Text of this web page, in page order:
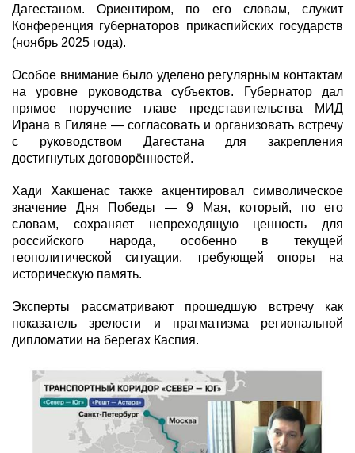
Дагестаном. Ориентиром, по его словам, служит
Конференция губернаторов прикаспийских государств
(ноябрь 2025 года).
Особое внимание было уделено регулярным контактам
на уровне руководства субъектов. Губернатор дал
прямое поручение главе представительства МИД
Ирана в Гиляне — согласовать и организовать встречу
с руководством Дагестана для закрепления
достигнутых договорённостей.
Хади Хакшенас также акцентировал символическое
значение Дня Победы — 9 Мая, который, по его
словам, сохраняет непреходящую ценность для
российского народа, особенно в текущей
геополитической ситуации, требующей опоры на
историческую память.
Эксперты рассматривают прошедшую встречу как
показатель зрелости и прагматизма региональной
дипломатии на берегах Каспия.